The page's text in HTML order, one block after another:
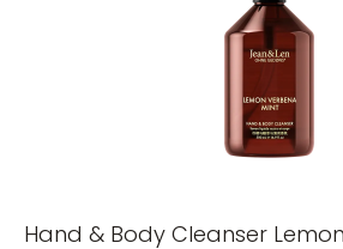
Hand & Body Cleanser